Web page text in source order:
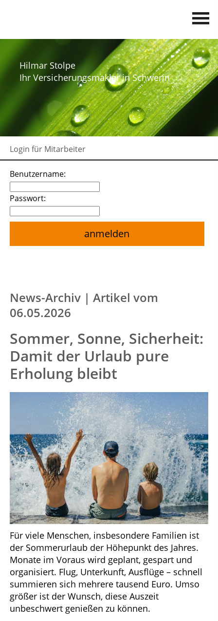
Hilmar Stolpe
Ihr Versicherungsmakler in Schwerin
Login für Mitarbeiter
Benutzername:
Passwort:
News-Archiv | Artikel vom
06.05.2026
Sommer, Sonne, Sicherheit:
Damit der Urlaub pure
Erholung bleibt
Für viele Menschen, insbesondere Familien ist
der Sommerurlaub der Höhepunkt des Jahres.
Monate im Voraus wird geplant, gespart und
organisiert. Flug, Unterkunft, Ausflüge – schnell
summieren sich mehrere tausend Euro. Umso
größer ist der Wunsch, diese Auszeit
unbeschwert genießen zu können.